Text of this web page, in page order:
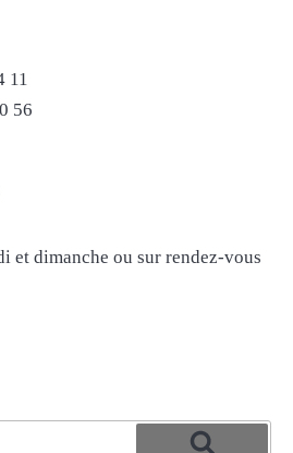
11
56
et dimanche ou sur rendez-vous